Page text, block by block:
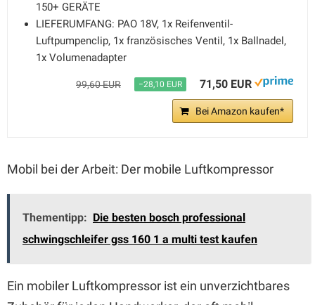
150+ GERÄTE
LIEFERUMFANG: PAO 18V, 1x Reifenventil-
Luftpumpenclip, 1x französisches Ventil, 1x Ballnadel,
1x Volumenadapter
99,60 EUR −28,10 EUR 71,50 EUR
Bei Amazon kaufen*
Mobil bei der Arbeit: Der mobile Luftkompressor
Thementipp: Die besten bosch professional
schwingschleifer gss 160 1 a multi test kaufen
Ein mobiler Luftkompressor ist ein unverzichtbares